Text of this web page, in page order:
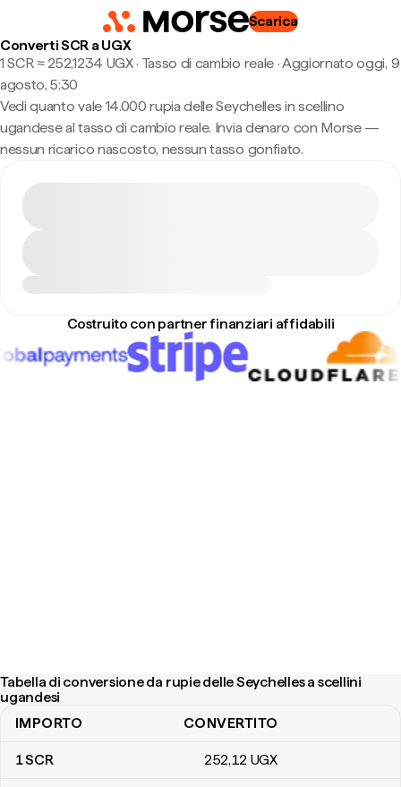
Scarica
Converti SCR a UGX
1 SCR ≈ 252,1234 UGX · Tasso di cambio reale·Aggiornato oggi, 9
agosto, 5:30
Vedi quanto vale 14.000 rupia delle Seychelles in scellino
ugandese al tasso di cambio reale. Invia denaro con Morse —
nessun ricarico nascosto, nessun tasso gonfiato.
Costruito con partner finanziari affidabili
Tabella di conversione da rupie delle Seychelles a scellini
ugandesi
Tabella di conversione da rupie delle Seychelles a scellini
IMPORTO CONVERTITO
1SCR 252,12 UGX